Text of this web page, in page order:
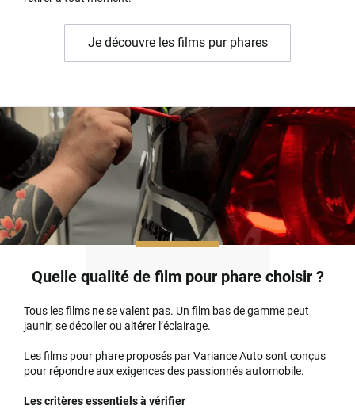
Je découvre les films pur phares
Quelle qualité de film pour phare choisir ?
Tous les films ne se valent pas. Un film bas de gamme peut
jaunir, se décoller ou altérer l’éclairage.
Les films pour phare proposés par Variance Auto sont conçus
pour répondre aux exigences des passionnés automobile.
Les critères essentiels à vérifier